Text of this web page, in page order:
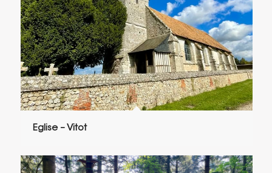
Eglise – Vitot